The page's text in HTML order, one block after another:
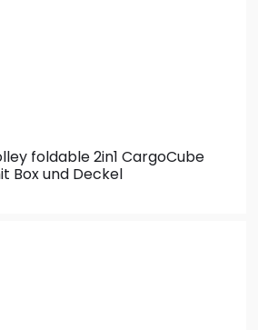
foldable 2in1 CargoCube
Box und Deckel